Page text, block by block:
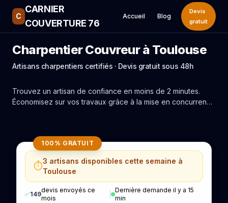
C
CARNIER
COUVERTURE 76
Accueil Blog
Devis
gratuit
Charpentier Couvreur à Toulouse
Artisans charpentiers certifiés · Devis gratuit sous 48h
Trouvez un artisan de confiance en moins de 2 minutes.
Économisez sur vos travaux grâce à la mise en concurrence
100% GRATUIT
⏱️3 artisans disponibles cette semaine à
Toulouse
✅149
devis envoyés ce
mois
Dernière demande il y a 15
min